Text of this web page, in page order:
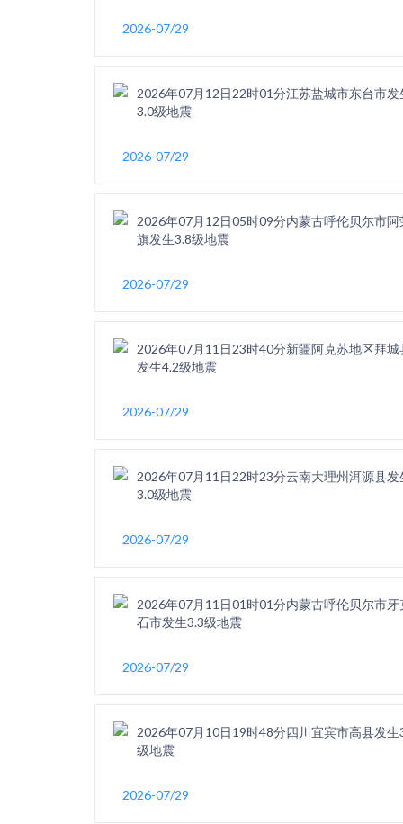
2026-07/29
2026年07月12日22时01分江苏盐城市东台市发
3.0级地震
2026-07/29
2026年07月12日05时09分内蒙古呼伦贝尔市阿
旗发生3.8级地震
2026-07/29
2026年07月11日23时40分新疆阿克苏地区拜城
发生4.2级地震
2026-07/29
2026年07月11日22时23分云南大理州洱源县发
3.0级地震
2026-07/29
2026年07月11日01时01分内蒙古呼伦贝尔市牙
石市发生3.3级地震
2026-07/29
2026年07月10日19时48分四川宜宾市高县发生
级地震
2026-07/29